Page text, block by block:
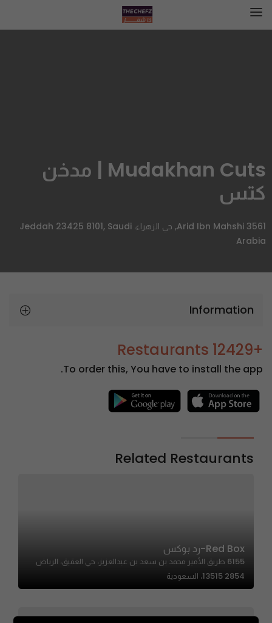
Mudakhan Cuts | مدخن
كتس
3561 Arid Ibn Mahshi, حي الزهراء، Jeddah 23425 8101, Saudi
Arabia
Information
+12429 Restaurants
To order this, You have to install the app.
Related Restaurants
Red Box-رد بوكس
6155 طريق الأمير محمد بن سعد بن عبدالعزيز، حي العقيق، الرياض
13515 2854، السعودية